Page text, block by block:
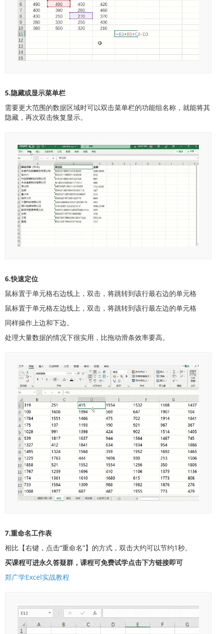
5.隐藏或显示菜单栏
需要更大范围的数据区域时可以双击菜单栏的功能组名称，就能将其
隐藏，再次双击恢复显示。
6.快速定位
鼠标置于单元格右边线上，双击，将跳转到该行最右边的单元格
鼠标置于单元格左边线上，双击，将跳转到该行最左边的单元格
同样操作上边和下边。
处理大量数据的情况下很实用，比拖动滑条效率要高。
7.重命名工作表
相比【右键，点击“重命名”】的方式，双击大约可以节约1秒。
买课程可进永久答疑群，课程可免费试学点击下方链接即可
郑广学Excel实战教程